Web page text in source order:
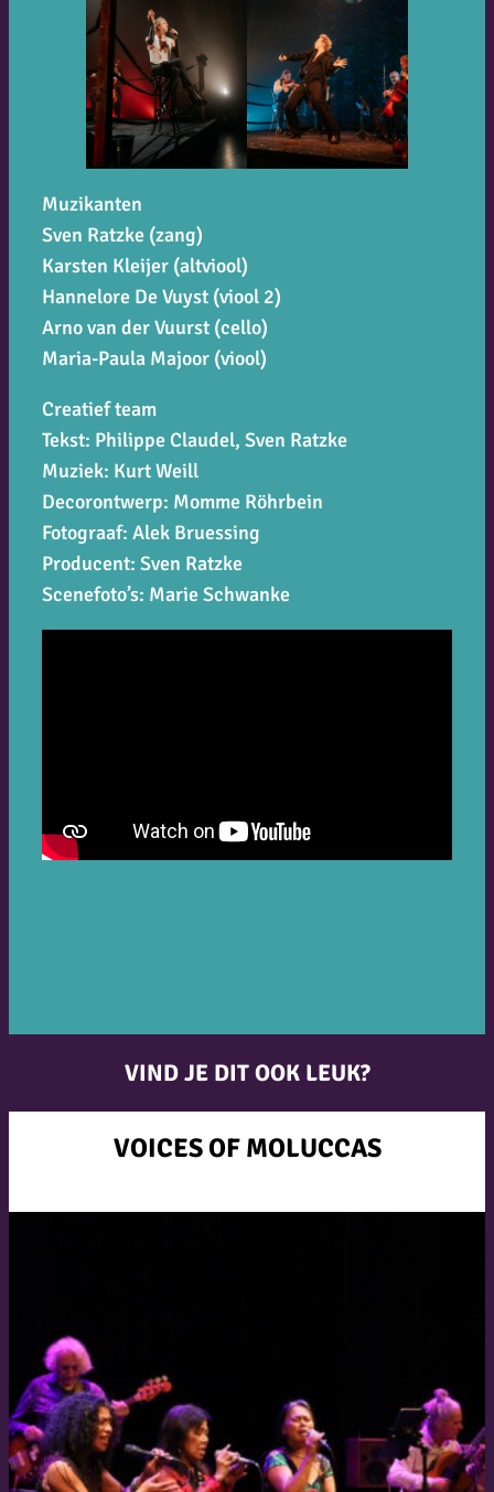
Muzikanten
Sven Ratzke (zang)
Karsten Kleijer (altviool)
Hannelore De Vuyst (viool 2)
Arno van der Vuurst (cello)
Maria-Paula Majoor (viool)
Creatief team
Tekst: Philippe Claudel, Sven Ratzke
Muziek: Kurt Weill
Decorontwerp: Momme Röhrbein
Fotograaf: Alek Bruessing
Producent: Sven Ratzke
Scenefoto’s: Marie Schwanke
VIND JE DIT OOK LEUK?
VOICES OF MOLUCCAS